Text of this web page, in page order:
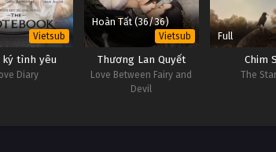
Vietsub
ký tình yêu
Diary
Hoàn Tất (36/36)
Vietsub
Thương Lan Quyết
Love Between Fairy and
Devil
Full
Chim
The